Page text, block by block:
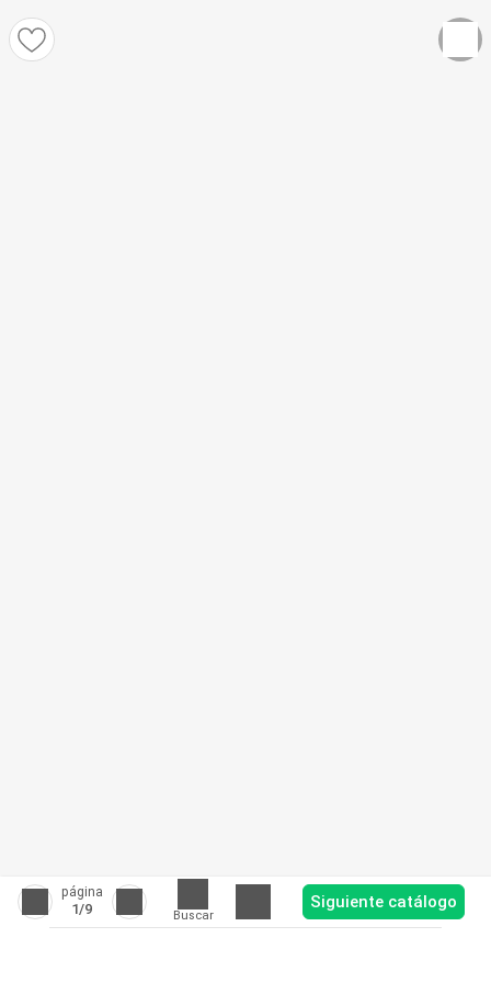
página
1/9 Buscar
Siguiente catálogo